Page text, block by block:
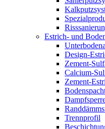
Estrich- und
Design-
Zement-
Calcium-
Zement-
Trennprofil